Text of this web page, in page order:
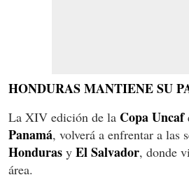
HONDURAS MANTIENE SU
La XIV edición de la Copa Uncaf
Panamá, volverá a enfrentar a las
Honduras y El Salvador, donde
área.